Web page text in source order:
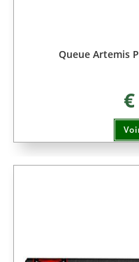
Queue Artemis
€